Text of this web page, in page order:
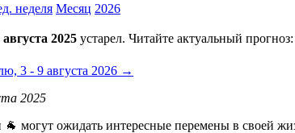
неделя Месяц 2026
2025 устарел. Читайте актуальный прогноз:
3 - 9 августа 2026 →
2025
🐐 могут ожидать интересные перемены в своей